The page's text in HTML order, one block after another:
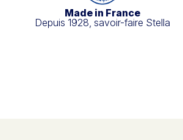
Made in France
Depuis 1928, savoir-faire Stella